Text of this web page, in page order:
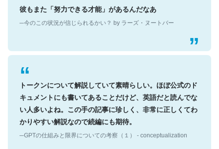
彼もまた「努力できる才能」があるんだなあ
トークンについて解説していて素晴らしい。ほぼ公式のド
キュメントにも書いてあることだけど、英語だと読んでな
い人多いよね。この手の記事に珍しく、非常に正しくてわ
かりやすい解説なので続編にも期待。